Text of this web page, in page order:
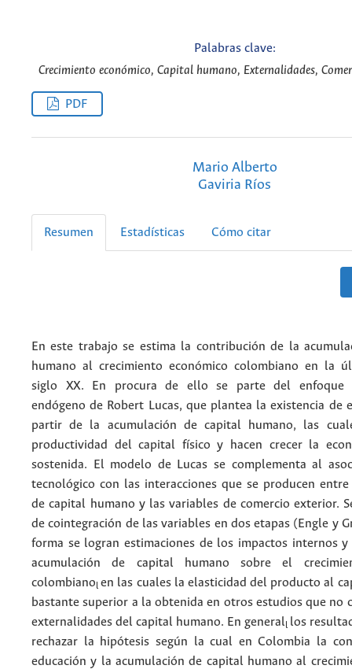
Palabras clave:
Crecimiento económico, Capital humano, Externalidades,
PDF
Mario Alberto
Gaviria Ríos
Resumen Estadísticas Cómo citar
En este trabajo se estima la contribución de la
humano al crecimiento económico colombiano en la
siglo XX. En procura de ello se parte del enfoque
endógeno de Robert Lucas, que plantea la existencia de
partir de la acumulación de capital humano, las
productividad del capital físico y hacen crecer la
sostenida. El modelo de Lucas se complementa al
tecnológico con las interacciones que se producen
de capital humano y las variables de comercio exterior.
de cointegración de las variables en dos etapas (Engle y
forma se logran estimaciones de los impactos internos
acumulación de capital humano sobre el
colombianolen las cuales la elasticidad del producto al
bastante superior a la obtenida en otros estudios que no
externalidades del capital humano. En generall los
rechazar la hipótesis según la cual en Colombia la
educación y la acumulación de capital humano al